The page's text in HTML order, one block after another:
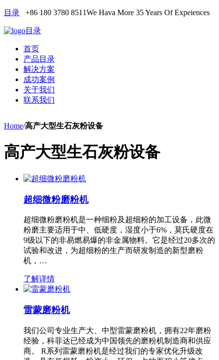
目录 +86 180 3780 8511We Hava More 35 Years Of Expeiences
目录
首页
产品目录
解决方案
成功案例
关于我们
联系我们
Home/高产大型生石灰粉设备
高产大型生石灰粉设备
超细微粉磨粉机
超细微粉磨粉机是一种细粉及超细粉的加工设备，此微
粉磨主要适用于中、低硬度，湿度小于6%，莫氏硬度在
9级以下的非易燃易爆的非金属物料。它是经过20多次的
试验和改进，为超细粉的生产而研发制造的新型磨粉
机，…
了解详情
雷蒙磨粉机
我们公司专业生产大、中型雷蒙磨粉机，拥有22年磨粉
经验，科菲达已经成为中国领先的磨粉机制造商和供应
商。 R系列雷蒙磨粉机是经过我们的专家优化升级改